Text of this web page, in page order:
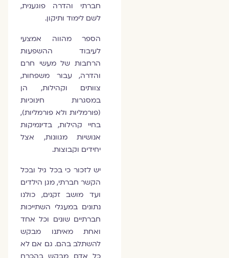
חברתי והדרה פוגענית,
לשם לימוד ותיקון.
הספר מהווה אמצעי
לעיבוד ההשפעות
הרחבות של מעשי חרם
והדרה, עבור משפחות,
צוותים וקהילות, הן
במסגרות חינוכיות
(פורמליות ולא פורמליות),
בחיי קהילות, בדינמיקות
אנושיות מגוונות, אצל
יחידים וקבוצות.
יש לזכור כי בכל גיל ובכל
הקשר חברתי, מגן הילדים
ועד מושב זקנים, כולנו
נתונים במעגלי השתייכות
חברתיים שונים וכל אחד
ואחת מאיתנו מבקש
להשתלב בהם. גם אם לא